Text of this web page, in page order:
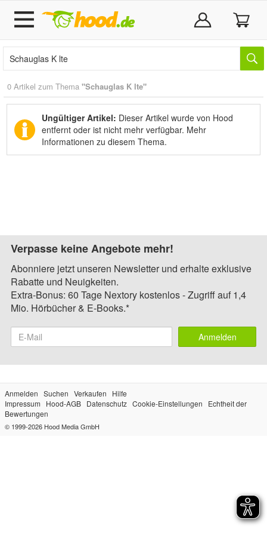
0 Artikel zum Thema "Schauglas K lte"
Ungültiger Artikel: Dieser Artikel wurde von Hood
entfernt oder ist nicht mehr verfügbar. Mehr
Informationen zu diesem Thema.
Verpasse keine Angebote mehr!
Abonniere jetzt unseren Newsletter und erhalte exklusive
Rabatte und Neuigkeiten.
Extra-Bonus: 60 Tage Nextory kostenlos - Zugriff auf 1,4
Mio. Hörbücher & E-Books.*
Anmelden
Anmelden Suchen Verkaufen
Hilfe
Impressum
Hood-AGB Datenschutz Cookie-Einstellungen
Echtheit der
Bewertungen
© 1999-2026 Hood Media GmbH